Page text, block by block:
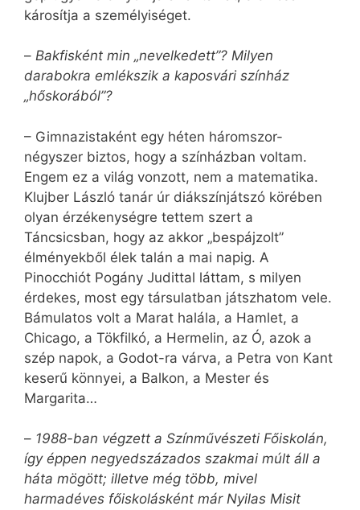
károsítja a személyiséget.
– Bakfisként min „nevelkedett”? Milyen
darabokra emlékszik a kaposvári színház
„hőskorából”?
– Gimnazistaként egy héten háromszor-
négyszer biztos, hogy a színházban voltam.
Engem ez a világ vonzott, nem a matematika.
Klujber László tanár úr diákszínjátszó körében
olyan érzékenységre tettem szert a
Táncsicsban, hogy az akkor „bespájzolt”
élményekből élek talán a mai napig. A
Pinocchiót Pogány Judittal láttam, s milyen
érdekes, most egy társulatban játszhatom vele.
Bámulatos volt a Marat halála, a Hamlet, a
Chicago, a Tökfilkó, a Hermelin, az Ó, azok a
szép napok, a Godot-ra várva, a Petra von Kant
keserű könnyei, a Balkon, a Mester és
Margarita…
– 1988-ban végzett a Színművészeti Főiskolán,
így éppen negyedszázados szakmai múlt áll a
háta mögött; illetve még több, mivel
harmadéves főiskolásként már Nyilas Misit